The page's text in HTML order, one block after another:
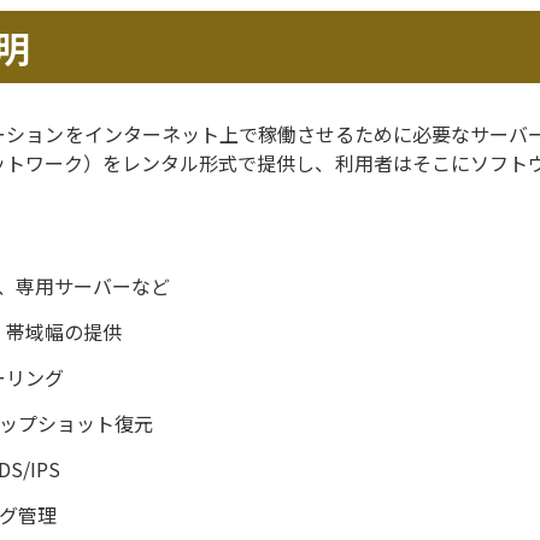
ョンをインターネット上で稼働させるために必要なサーバ
ワーク）をレンタル形式で提供し、利用者はそこにソフト
専用サーバーなど
帯域幅の提供
リング
プショット復元
IPS
管理